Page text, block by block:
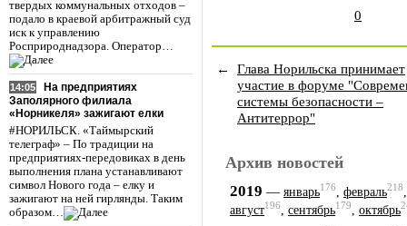
твердых коммунальных отходов –
подало в краевой арбитражный суд
иск к управлению
Росприроднадзора. Оператор…
14:05
На предприятиях
Заполярного филиала
«Норникеля» зажигают елки
#НОРИЛЬСК. «Таймырский
телеграф» – По традиции на
предприятиях-передовиках в день
выполнения плана устанавливают
символ Нового года – елку и
зажигают на ней гирлянды. Таким
образом…
0
←
Глава Норильска принимает
участие в форуме
системы безопасности –
Антитеррор"
Архив новостей
2019 — январь176 февраль218
август196, сентябрь179, октябрь